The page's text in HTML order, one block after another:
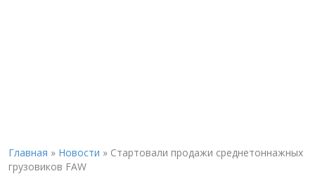
Главная » Новости » Стартовали продажи среднетоннажных
грузовиков FAW